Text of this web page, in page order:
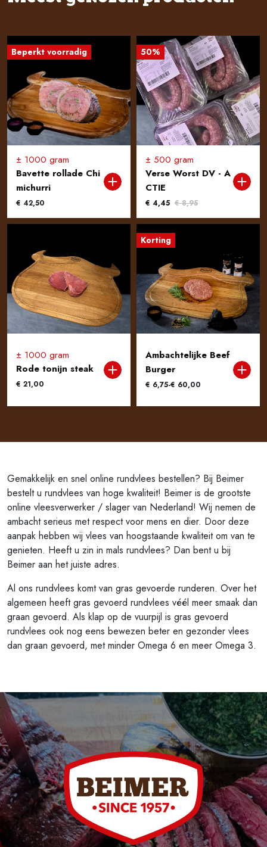
Beperkt voorradig
± 1000 gram
Bavette rollade Chi
michurri
€ 42,50
50%
± 500 gram
Verse Worst DV - A
CTIE
€8,95
Oorspronkelijke
prijs
was:
€ 8,95.
€ 4,45
Huidige
prijs
is:
€ 4,45.
± 1000 gram
Rode tonijn steak
€ 21,00
Korting
Ambachtelijke Beef
Burger
€ 6,75-€ 60,00
Prijsklasse:
Gemakkelijk en snel online rundvlees bestellen? Bij Beimer
bestelt u rundvlees van hoge kwaliteit! Beimer is de grootste
online vleesverwerker / slager van Nederland! Wij nemen de
ambacht serieus met respect voor mens en dier. Door deze
aanpak hebben wij vlees van hoogstaande kwaliteit om van te
genieten. Heeft u zin in mals rundvlees? Dan bent u bij
Beimer aan het juiste adres.
Al ons rundvlees komt van gras gevoerde runderen. Over het
algemeen heeft gras gevoerd rundvlees véél meer smaak dan
graan gevoerd. Als klap op de vuurpijl is gras gevoerd
rundvlees ook nog eens bewezen beter en gezonder vlees
dan graan gevoerd, met minder Omega 6 en meer Omega 3.